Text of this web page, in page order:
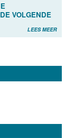
VOLGENDE
LEES MEER